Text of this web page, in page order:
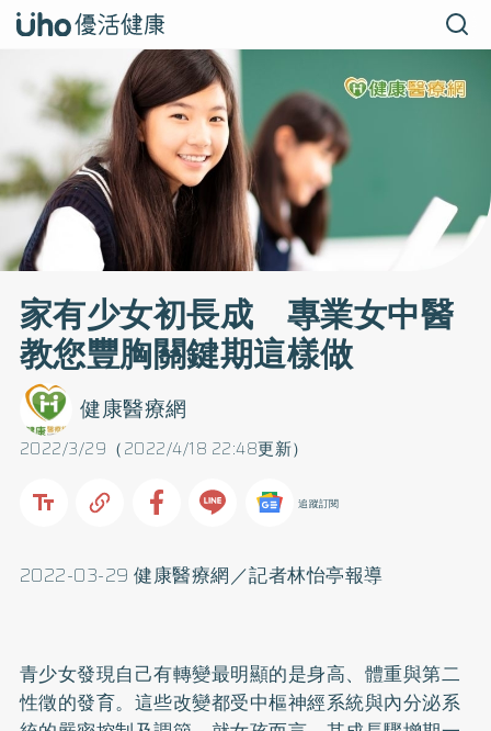
家有少女初長成 專業女中醫
教您豐胸關鍵期這樣做
2022/3/29（2022/4/18 22:48更新）
健康醫療網
追蹤訂閱
2022-03-29 健康醫療網／記者林怡亭報導
青少女發現自己有轉變最明顯的是身高、體重與第二
性徵的發育。這些改變都受中樞神經系統與內分泌系